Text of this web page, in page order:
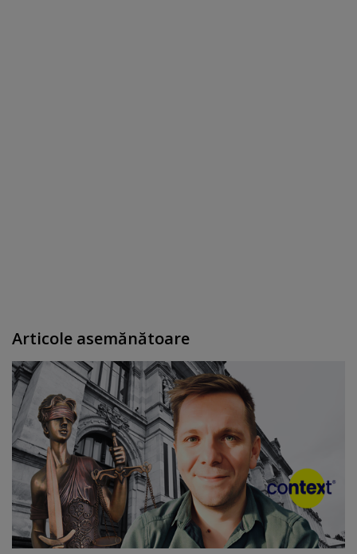
Articole asemănătoare